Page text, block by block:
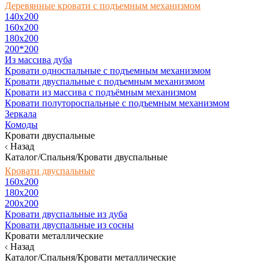
Деревянные кровати с подъемным механизмом
140x200
160х200
180х200
200*200
Из массива дуба
Кровати односпальные с подъемным механизмом
Кровати двуспальные с подъемным механизмом
Кровати из массива с подъёмным механизмом
Кровати полутороспальные с подъемным механизмом
Зеркала
Комоды
Кровати двуспальные
Назад
Каталог/Спальня/Кровати двуспальные
Кровати двуспальные
160х200
180x200
200x200
Кровати двуспальные из дуба
Кровати двуспальные из сосны
Кровати металлические
Назад
Каталог/Спальня/Кровати металлические